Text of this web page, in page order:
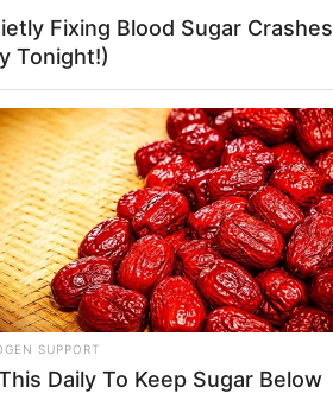
Fixing Blood Sugar Crashes
Tonight!)
SUPPORT
Daily To Keep Sugar Below